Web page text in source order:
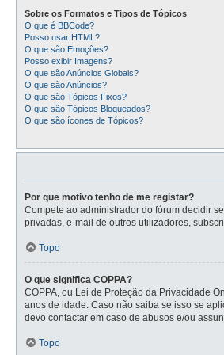
Sobre os Formatos e Tipos de Tópicos
O que é BBCode?
Posso usar HTML?
O que são Emoções?
Posso exibir Imagens?
O que são Anúncios Globais?
O que são Anúncios?
O que são Tópicos Fixos?
O que são Tópicos Bloqueados?
O que são ícones de Tópicos?
Por que motivo tenho de me registar?
Compete ao administrador do fórum decidir
privadas, e-mail de outros utilizadores,
Topo
O que significa COPPA?
COPPA, ou Lei de Proteção da Privacidade
anos de idade. Caso não saiba se isso se
devo contactar em caso de abusos e/ou
Topo